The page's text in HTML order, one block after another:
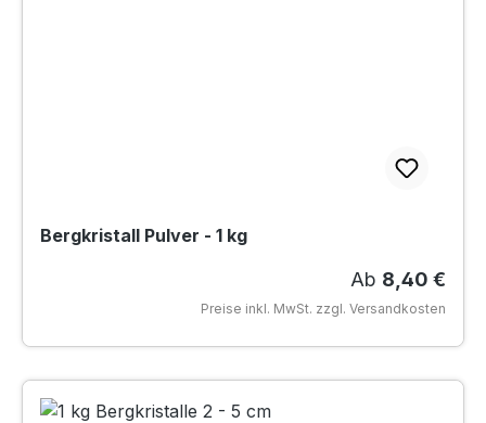
Bergkristall Pulver - 1 kg
Regulärer
Ab 8,40 €
Preise inkl. MwSt. zzgl. Versandkosten